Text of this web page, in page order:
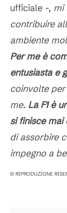
ufficiale -, mi
contribuire
ambiente
Per me è
entusiasta e
coinvolte
me. La F1 è
si finisce mai
di assorbire
impegno a
© RIPRODUZIONE